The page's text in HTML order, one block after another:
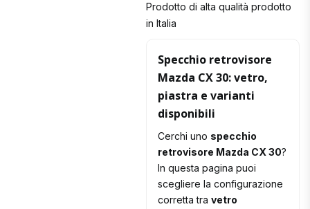
Prodotto di alta qualità prodotto
in Italia
Specchio retrovisore
Mazda CX 30: vetro,
piastra e varianti
disponibili
Cerchi uno specchio
retrovisore Mazda CX 30?
In questa pagina puoi
scegliere la configurazione
corretta travetro